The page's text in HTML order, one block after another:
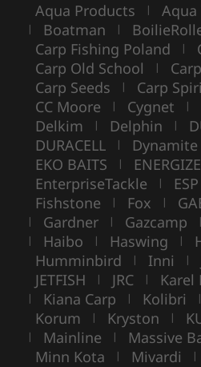
Aqua Products | Aqua
| Boatman |
Carp Fishing Poland |
Carp Old School |
Carp Seeds | Carp
CC Moore | Cygnet |
Delkim | Delphin |
DURACELL |
EKO BAITS |
EnterpriseTackle | ESP
Fishstone | Fox |
| Gardner | Gazcamp |
| Haibo | Haswing |
Humminbird | Inni |
JETFISH | JRC | Karel
| Kiana Carp | Kolibri |
Korum | Kryston |
| Mainline | Massive
Minn Kota | Mivardi |